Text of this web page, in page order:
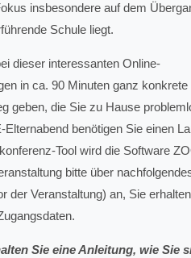
insbesondere auf dem
Schule liegt.
dieser interessanten Online-
in ca. 90 Minuten ganz konkrete
geben, die Sie zu Hause
benötigen Sie einen
Tool wird die Software
bitte über
der Veranstaltung) an, Sie
Sie eine Anleitung, wie Sie